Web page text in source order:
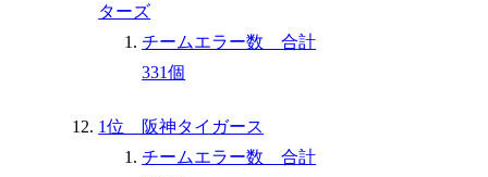
ターズ
チームエラー数 合計
331個
1位 阪神タイガース
チームエラー数 合計